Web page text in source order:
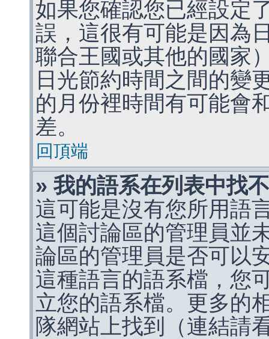
如果您確認您已經設定
誤，這很有可能是因為
聯合王國或其他的國家
日光節約時間之間的變
的月份裡時間有可能會
差。
回頂端
» 我的語系在列表中找
這可能是沒有您所用語
這個討論區的管理員並
論區的管理員是否可以
這種語言的語系檔，您
立您的語系檔。更多的
隊網站上找到（連結請